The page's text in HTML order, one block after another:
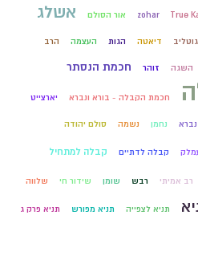
True
zohar אור הסולם אשלג
גוטליב דיאטה הגות העצמה הרב
השגה זוהר חכמת הנסתר
חכמת הקבלה - בורא ונברא יארצייט
נברא נחמן נשמה סולם יהודה
קבלה לדתיים קבלה למתחיל
רב אמיתי רבש שומן שידור חי שלווה
תניא לצפייה תניא מפורש תניא פרק ג